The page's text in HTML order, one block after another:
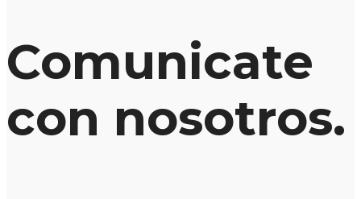
Comunicate
con nosotros.